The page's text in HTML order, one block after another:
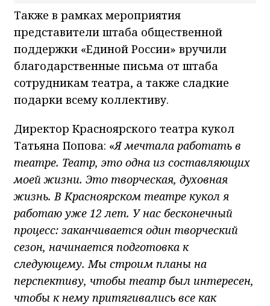
Также в рамках мероприятия
представители штаба общественной
поддержки «Единой России» вручили
благодарственные письма от штаба
сотрудникам театра, а также сладкие
подарки всему коллективу.
Директор Красноярского театра кукол
Татьяна Попова: «Я мечтала работать в
театре. Театр, это одна из составляющих
моей жизни. Это творческая, духовная
жизнь. В Красноярском театре кукол я
работаю уже 12 лет. У нас бесконечный
процесс: заканчивается один творческий
сезон, начинается подготовка к
следующему. Мы строим планы на
перспективу, чтобы театр был интересен,
чтобы к нему притягивались все как